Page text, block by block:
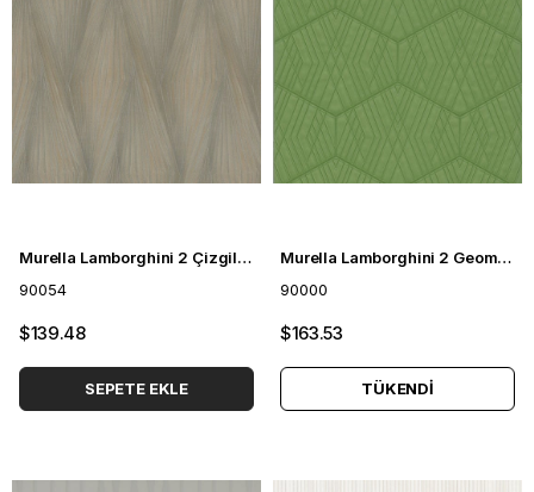
Murella Lamborghini 2 Çizgili Duvar Kağıdı 90054
90054
$139.48
SEPETE EKLE
Murella Lamborghini 2 Geometrik Desenli Duvar Kağıdı 90000
90000
$163.53
TÜKENDI